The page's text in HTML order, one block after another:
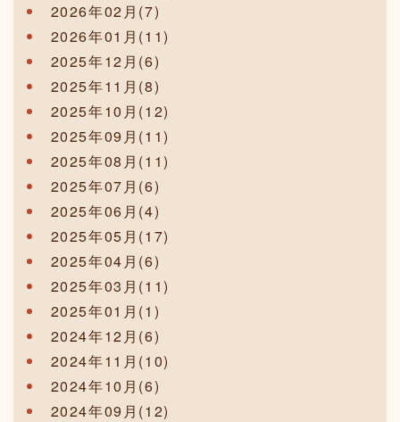
2026年02月(7)
2026年01月(11)
2025年12月(6)
2025年11月(8)
2025年10月(12)
2025年09月(11)
2025年08月(11)
2025年07月(6)
2025年06月(4)
2025年05月(17)
2025年04月(6)
2025年03月(11)
2025年01月(1)
2024年12月(6)
2024年11月(10)
2024年10月(6)
2024年09月(12)